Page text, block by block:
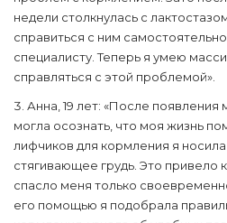
недели столкнулась с
справиться с ним
специалисту. Теперь я умею
справляться с этой проблемой».
Анна, 19 лет: «После
могла осознать, что моя жизнь
лифчиков для кормления я
стягивающее грудь. Это привело
спасло меня только
его помощью я подобрала